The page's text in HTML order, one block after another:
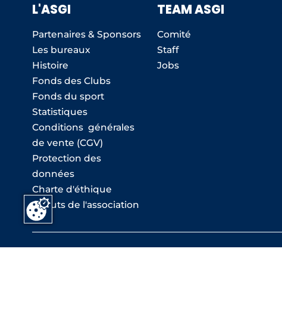
L'ASGI
Partenaires & Sponsors
Les bureaux
Histoire
Fonds des Clubs
Fonds du sport
Statistiques
Conditions générales
de vente (CGV)
Protection des
données
Charte d'éthique
Statuts de l'association
TEAM ASGI
Comité
Staff
Jobs